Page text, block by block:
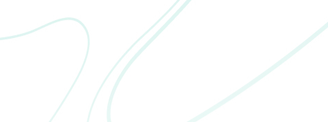
Natuurinclusief Ontwerp
Natuurherstel
Landschapsarchitectuur
Internationaal
Datamanagement
Wet- en regelgeving